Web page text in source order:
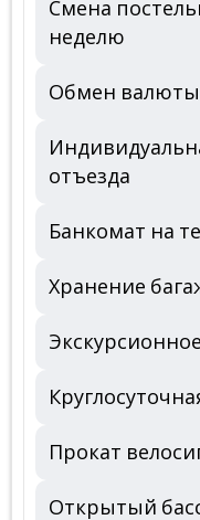
Смена
неделю
Обмен валюты
отъезда
Банкомат на
Хранение
Прокат
Открытый